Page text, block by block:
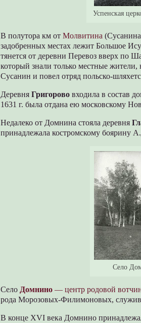
Успенская
В полутора км отМолвитина
задобренных местах лежит Большое
тянется от деревни Перевоз вверх по
который знали только местные
Сусанин и повел отряд польско-
ДеревняГригорово входила в состав
1631 г. была отдана ею московскому
Недалеко от Домнина стояла деревня
принадлежала костромскому боярину
Село
СелоДомнино — центр родовой
рода Морозовых-Филимоновых,
В конце XVI века Домнино